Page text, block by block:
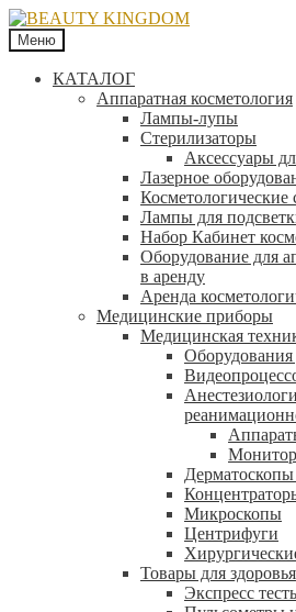
Меню
КАТАЛОГ
Аппаратная косметология
Лампы-лупы
Стерилизаторы
Аксессуары
Лазерное
Косметологические
Лампы для
Набор Кабинет
Оборудование для
в аренду
Аренда
Медицинские приборы
Медицинская
Оборудования
Микроскопы
Центрифуги
Товары для здоровья
Экспресс